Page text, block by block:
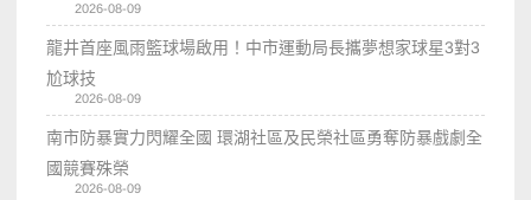
2026-08-09
龍井首座風雨籃球場啟用！中市運動局長攜夢想家球星3對3
尬球技
2026-08-09
南市防暴實力閃耀全國 環湖社區及民榮社區勇奪防暴戲劇全
國競賽殊榮
2026-08-09